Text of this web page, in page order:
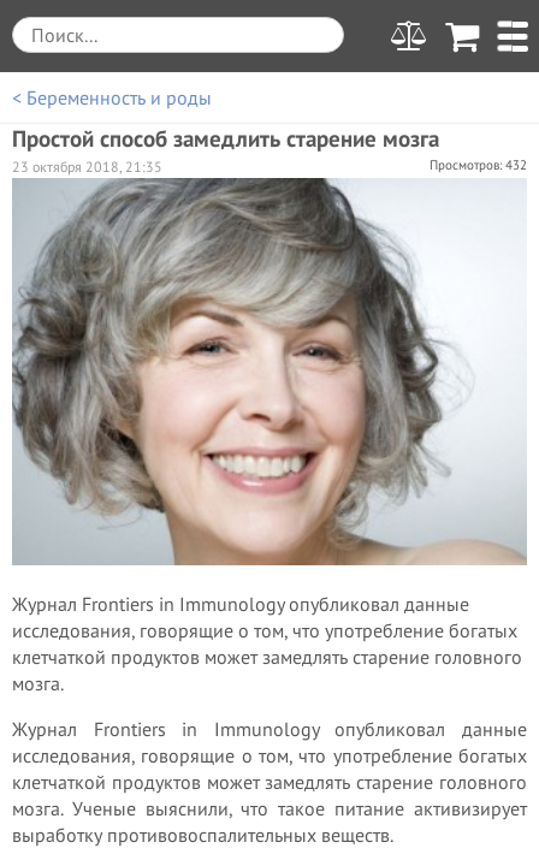
< Беременность и роды
Простой способ замедлить старение мозга
Просмотров: 432
23 октября 2018, 21:35
Журнал Frontiers in Immunology опубликовал данные
исследования, говорящие о том, что употребление богатых
клетчаткой продуктов может замедлять старение головного
мозга.
Журнал Frontiers in Immunology опубликовал данные
исследования, говорящие о том, что употребление богатых
клетчаткой продуктов может замедлять старение головного
мозга. Ученые выяснили, что такое питание активизирует
выработку противовоспалительных веществ.